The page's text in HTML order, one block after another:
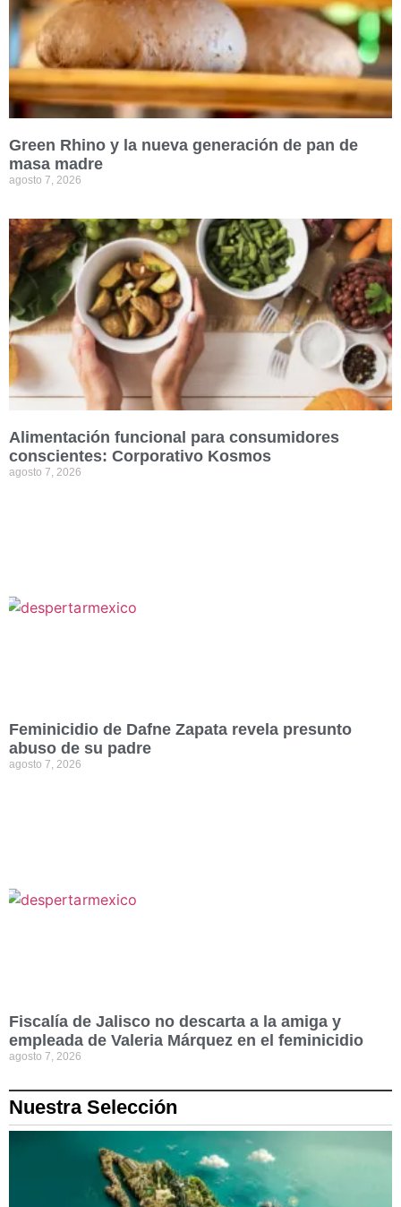
Green Rhino y la nueva generación de pan de
masa madre
agosto 7, 2026
Alimentación funcional para consumidores
conscientes: Corporativo Kosmos
agosto 7, 2026
Feminicidio de Dafne Zapata revela presunto
abuso de su padre
agosto 7, 2026
Fiscalía de Jalisco no descarta a la amiga y
empleada de Valeria Márquez en el feminicidio
agosto 7, 2026
Nuestra Selección